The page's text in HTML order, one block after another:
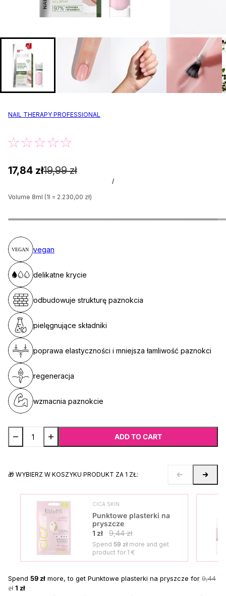
NAIL THERAPY PROFESSIONAL
17,84 zł19,99 zł
/
Volume 8ml (1l = 2.230,00 zł)
delikatne krycie
odbudowuje strukturę paznokcia
pielęgnujące składniki
poprawa elastyczności i mniejsza łamliwość paznokci
regeneracja
vegan
wzmacnia paznokcie
ADD TO CART
🎁 WYBIERZ W KOSZYKU PRODUKT ZA 1 ZŁ:
CICA SKIN
Punktowe plasterki na
pryszcze
1 zł
9,44 zł
Spend 59 złmore and get
product for 1 €
Spend 59 zł more, to get Punktowe plasterki na pryszcze for 9,44
zł 1 zł